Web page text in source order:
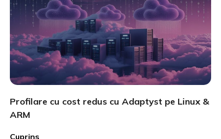
Profilare cu cost redus cu Adaptyst pe Linux &
ARM
Cuprins